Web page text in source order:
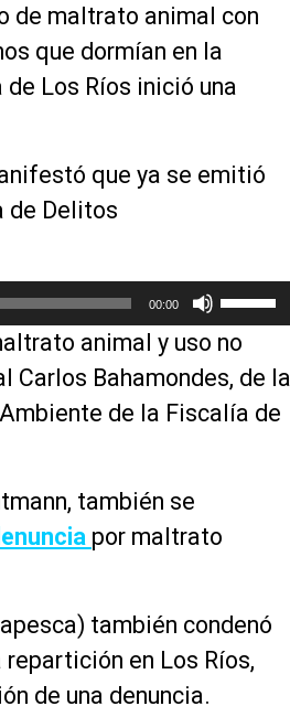
de maltrato animal con
que dormían en la
Los Ríos inició una
que ya se emitió
de Delitos
00:00
i
l
z
s
l
a
animal y uso no
Bahamondes, de la
de la Fiscalía de
también se
por maltrato
también condenó
en Los Ríos,
de una denuncia.